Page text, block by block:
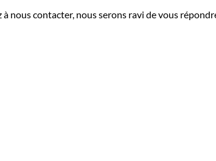
nous contacter, nous serons ravi de vous